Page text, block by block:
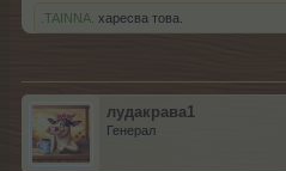
.TAINNA. харесва това.
лудакрава1
Генерал